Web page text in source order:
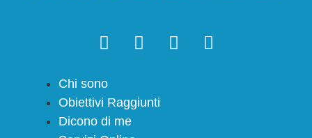
Chi sono
Obiettivi Raggiunti
Dicono di me